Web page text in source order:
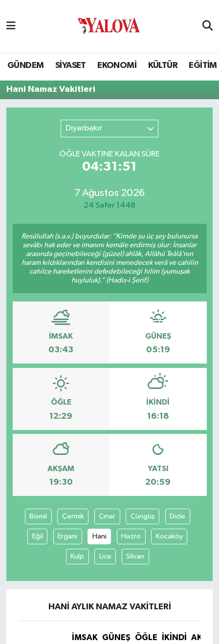
GÜNDEM SİYASET EKONOMİ KÜLTÜR EĞİTİM
Hani Namaz Vakitleri
Diyarbakır
ÖĞLE VAKTİNE KALAN SÜRE
04:31:50
7 Ağustos 2026
24 Safer 1448
Resûlullah (s.a.v.) buyurdular: “Kimde şu üç şey bulunursa
sevâbı hak eder ve imanını kemâle erdirmiş olur: İnsanlar
arasında geçinebileceği (güzel) ahlâk, Allâhü Teâlâ’nın
haram kıldıklarından kendisini menedecek verâ ve cahilin
cahilce hareketlerini defedebileceği hilim (yumuşak
huyluluk).” (Hadis-i Şerif)
İMSAK
03:43
GÜNEŞ
05:19
ÖĞLE
12:29
İKINDI
16:18
AKŞAM
19:30
YATSI
20:59
Bismil Çermik Çınar Çüngüş Dicle
Eğil Ergani Hani Hazro Kocaköy
Kulp Lice Silvan
HANI AYLIK NAMAZ VAKITLERI
İMSAK GÜNEŞ ÖĞLE İKINDI
SİYASET
EKONOMİ
BİLİM VE TEKNOLOJİ
SPOR
ULUSAL
RESMİ İLAN
Yalova Nöbetçi Eczaneler
Yalova Hava Durumu
Yalova Namaz Vakitleri
Puan Durumu ve Fikstür
Tüm Manşetler